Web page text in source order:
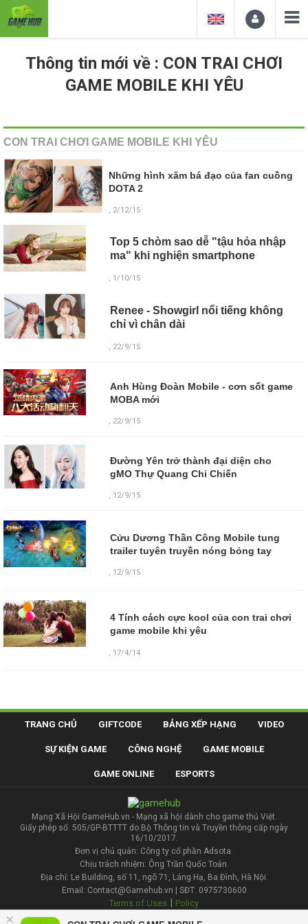
×
Thông tin mới về : CON TRAI CHƠI
GAME MOBILE KHI YÊU
CON TRAI CHƠI GAME MOBILE KHI YÊU
Những hình xăm bá đạo của fan cuồng
DOTA 2
, 2/12/15
Top 5 chòm sao dễ "tậu hỏa nhập
ma" khi nghiện smartphone
, 1/10/15
Renee - Showgirl nổi tiếng không
chỉ vì chân dài
, 22/9/15
Anh Hùng Đoàn Mobile - cơn sốt game
MOBA mới
, 22/9/15
Đường Yên trở thành đại diện cho
gMO Thự Quang Chi Chiến
, 12/9/15
Cửu Dương Thần Công Mobile tung
trailer tuyên truyền nóng bỏng tay
, 12/9/15
4 Tính cách cực kool của con trai chơi
game mobile khi yêu
17/4/14
TRANG CHỦ GIFTCODE BẢNG XẾP HẠNG VIDEO
SỰ KIỆN GAME CÔNG NGHỆ GAME MOBILE
GAME ONLINE ESPORTS
Mạng Xã Hội GameHub.vn - Mạng xã hội dành cho game thủ Việt.
Giấy phép số: 505/GP-BTTTT do Bộ Thông tin và Truyền thông cấp ngày
16/10/2017.
Đơn vị chủ quản: Công ty cổ phần Adsota.
Chịu trách nhiệm: Ông Trần Quốc Toản.
Địa chỉ: Le Building, số 11, ngõ 71, Láng Hạ, Ba Đình, Hà Nội.
Email: Contact@Gamehub.vn | SĐT: 0975730600
Terms of Uses | Policy